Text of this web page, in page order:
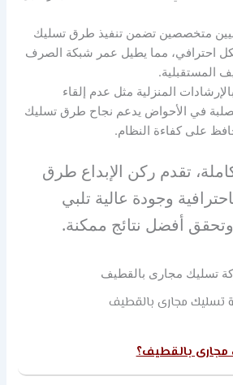
متخصصين تضمن تنفيذ طرق تسليك
احترافي، مما يطيل عمر شبكة الصرف
المستقبلية.
المنزلية مثل عدم إلقاء
في الأحواض يدعم نجاح طرق تسليك
على كفاءة النظام.
تقدم ركن الإبداع طرق
وجودة عالية تلبي
وتحقق أفضل نتائج ممكنة.
تسليك مجارى بالقطيف
مجارى بالقطيف؟